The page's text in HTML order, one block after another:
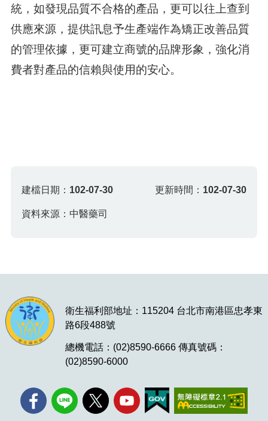
統，如發現品質不合格的產品，更可以往上查到
供應來源，提供訊息予生產端作為矯正改善品質
的管理依據，更可建立商號的品牌形象，強化消
費者對產品的信賴與使用的安心。
建檔日期： 102-07-30 更新時間： 102-07-30
資料來源：中醫藥司
衛生福利部地址：115204 台北市南港區忠孝東
路6段488號
總機電話：(02)8590-6666 傳真號碼：
(02)8590-6000